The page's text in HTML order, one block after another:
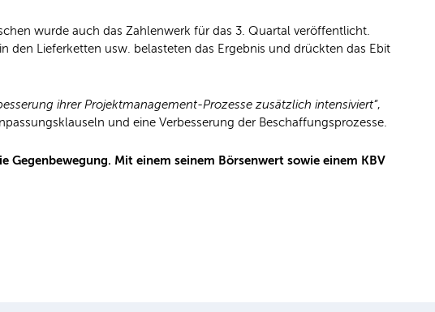
wurde auch das Zahlenwerk für das 3. Quartal veröffentlicht.
den Lieferketten usw. belasteten das Ergebnis und drückten das Ebit
ihrer Projektmanagement-Prozesse zusätzlich intensiviert“,
und eine Verbesserung der Beschaffungsprozesse.
Mit einem seinem Börsenwert sowie einem KBV